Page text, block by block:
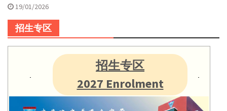
19/01/2026
招生专区
招生专区
2027 Enrolment